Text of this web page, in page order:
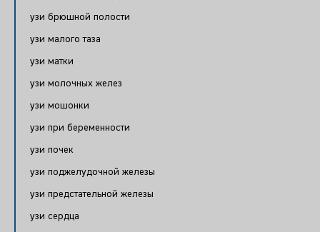
узи брюшной полости
узи малого таза
узи матки
узи молочных желез
узи мошонки
узи при беременности
узи почек
узи поджелудочной железы
узи предстательной железы
узи сердца